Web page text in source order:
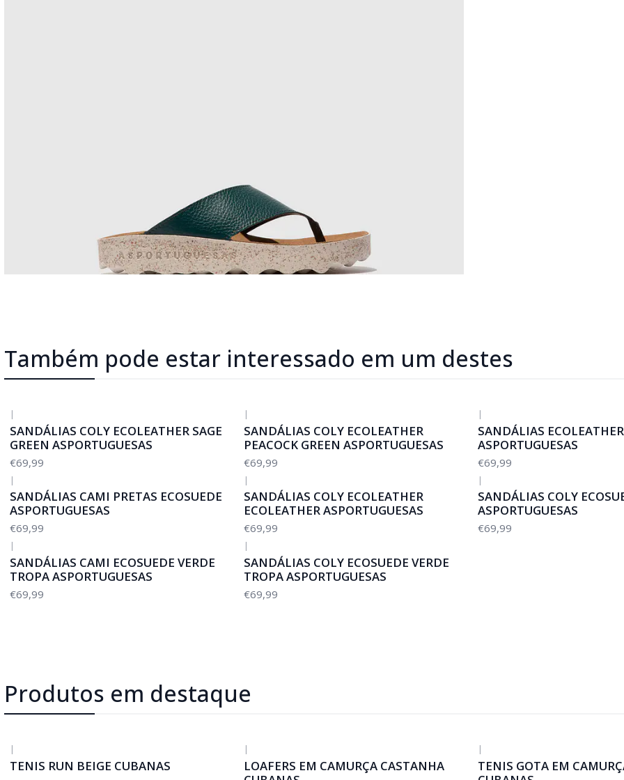
Também pode estar interessado em um destes
|
SANDÁLIAS COLY ECOLEATHER SAGE
GREEN ASPORTUGUESAS
€69,99
|
SANDÁLIAS COLY ECOLEATHER
PEACOCK GREEN ASPORTUGUESAS
€69,99
|
SANDÁLIAS
ASPORTUGUESAS
€69,99
|
SANDÁLIAS CAMI PRETAS ECOSUEDE
ASPORTUGUESAS
€69,99
|
SANDÁLIAS COLY ECOLEATHER
ECOLEATHER ASPORTUGUESAS
€69,99
|
SANDÁLIAS COLY
ASPORTUGUESAS
€69,99
|
SANDÁLIAS CAMI ECOSUEDE VERDE
TROPA ASPORTUGUESAS
€69,99
|
SANDÁLIAS COLY ECOSUEDE VERDE
TROPA ASPORTUGUESAS
€69,99
Produtos em destaque
|
TENIS RUN BEIGE CUBANAS
|
LOAFERS EM CAMURÇA CASTANHA
|
TENIS GOTA EM